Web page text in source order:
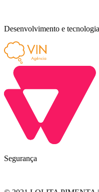
Desenvolvimento e tecnologia
Segurança